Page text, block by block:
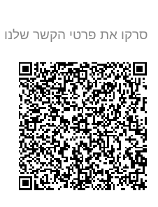
סרקו את פרטי הקשר שלנו